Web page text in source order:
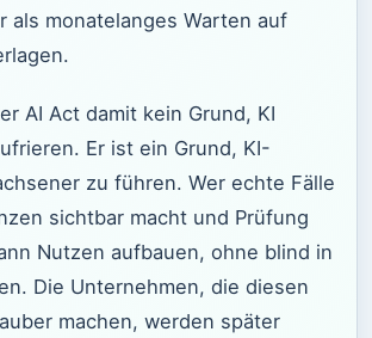
als monatelanges Warten auf
AI Act damit kein Grund, KI
Er ist ein Grund, KI-
zu führen. Wer echte Fälle
sichtbar macht und Prüfung
Nutzen aufbauen, ohne blind in
Die Unternehmen, die diesen
machen, werden später